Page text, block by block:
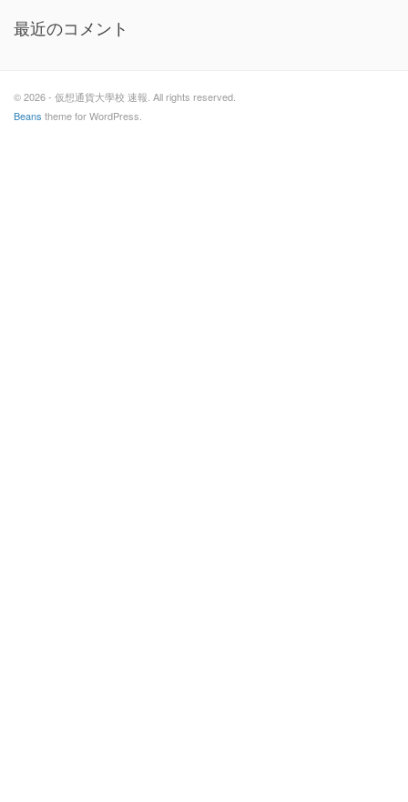
最近のコメント
© 2026 - 仮想通貨大學校 速報. All rights reserved.
Beans theme for WordPress.